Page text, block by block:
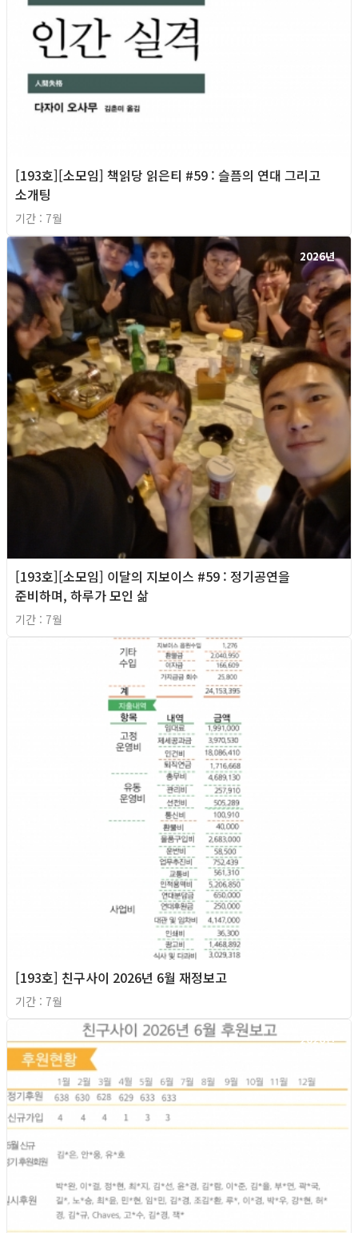
[193호][소모임] 책읽당 읽은티 #59 : 슬픔의 연대 그리고
소개팅
기간 : 7월
2026년
[193호][소모임] 이달의 지보이스 #59 : 정기공연을
준비하며, 하루가 모인 삶
기간 : 7월
[193호] 친구사이 2026년 6월 재정보고
기간 : 7월
2026년